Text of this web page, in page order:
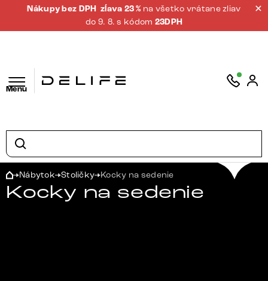
Nákupy bez DPH zĺava 23 % na všetko vrátane zliav
do 9. 8. s kódom 23DPH
Menu
Nábytok Stoličky Kocky na sedenie
Kocky na sedenie